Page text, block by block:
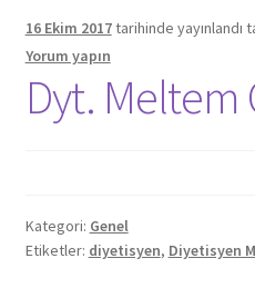
Sayfamı Düzenlemek
Yardım
16 Ekim 2017tarihinde yayınlandı
Yorum yapın
Dyt. Meltem
Kategori: Genel
Etiketler: diyetisyen, Diyetisyen